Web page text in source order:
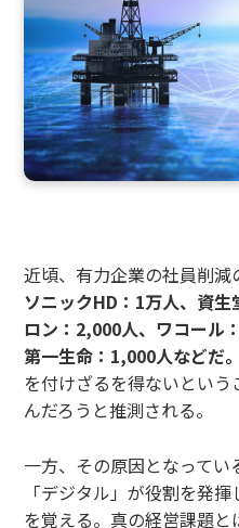
近頃、有力企業の社員削減
ソニックHD：1万人、資
ロン：2,000人、ワコール
第一生命：1,000人などだ。
を付けざるを得ないとい
んだろうと推測される。
一方、その原因となって
「デジタル」が役割を発
を覚える。真の経営課題